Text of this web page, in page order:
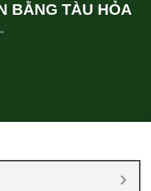
BẰNG TÀU HỎA